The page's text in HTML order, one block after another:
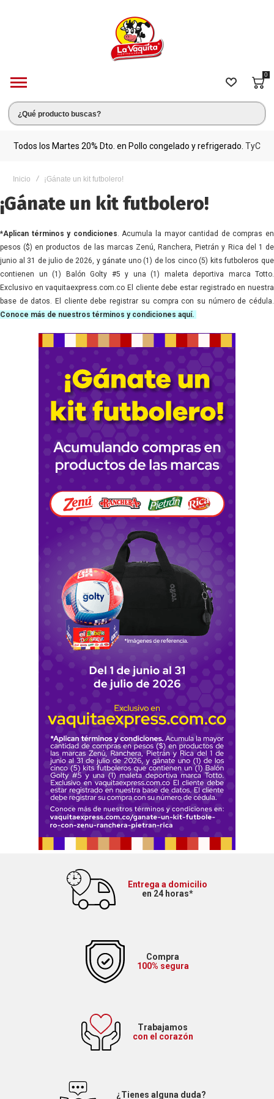
0
Todos los Martes 20% Dto. en Pollo congelado y refrigerado. TyC
Inicio ¡Gánate un kit futbolero!
¡Gánate un kit futbolero!
*Aplican términos y condiciones. Acumula la mayor cantidad de compras en
pesos ($) en productos de las marcas Zenú, Ranchera, Pietrán y Rica del 1 de
junio al 31 de julio de 2026, y gánate uno (1) de los cinco (5) kits futboleros que
contienen un (1) Balón Golty #5 y una (1) maleta deportiva marca Totto.
Exclusivo en vaquitaexpress.com.co El cliente debe estar registrado en nuestra
base de datos. El cliente debe registrar su compra con su número de cédula.
Conoce más de nuestros términos y condiciones aquí.
Entrega a domicilio
en 24 horas*
Compra
100% segura
Trabajamos
con el corazón
¿Tienes alguna duda?